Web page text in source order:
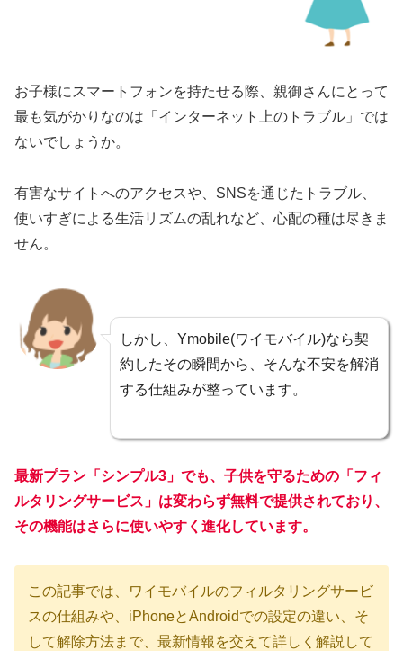
お子様にスマートフォンを持たせる際、親御さんにとって
最も気がかりなのは「インターネット上のトラブル」では
ないでしょうか。
有害なサイトへのアクセスや、SNSを通じたトラブル、
使いすぎによる生活リズムの乱れなど、心配の種は尽きま
せん。
しかし、Ymobile(ワイモバイル)なら契
約したその瞬間から、そんな不安を解消
する仕組みが整っています。
最新プラン「シンプル3」でも、子供を守るための「フィ
ルタリングサービス」は変わらず無料で提供されており、
その機能はさらに使いやすく進化しています。
この記事では、ワイモバイルのフィルタリングサービ
スの仕組みや、iPhoneとAndroidでの設定の違い、そ
して解除方法まで、最新情報を交えて詳しく解説して